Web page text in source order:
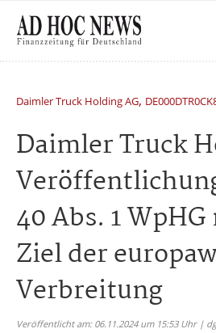
Daimler Truck Holding AG,
Daimler Truck
40 Abs. 1
Ziel der
Verbreitung
Veröffentlicht am: 06.11.2024 um 15:53 Uhr |